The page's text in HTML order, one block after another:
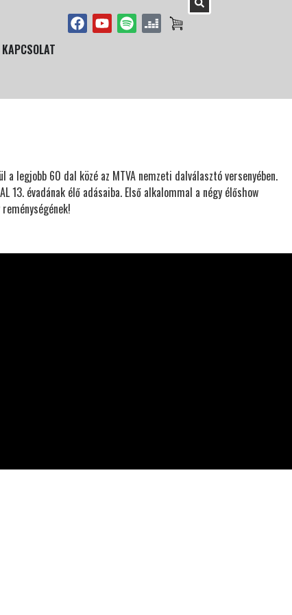
KAPCSOLAT
legjobb 60 dal közé az MTVA nemzeti dalválasztó versenyében.
évadának élő adásaiba. Első alkalommal a négy élőshow